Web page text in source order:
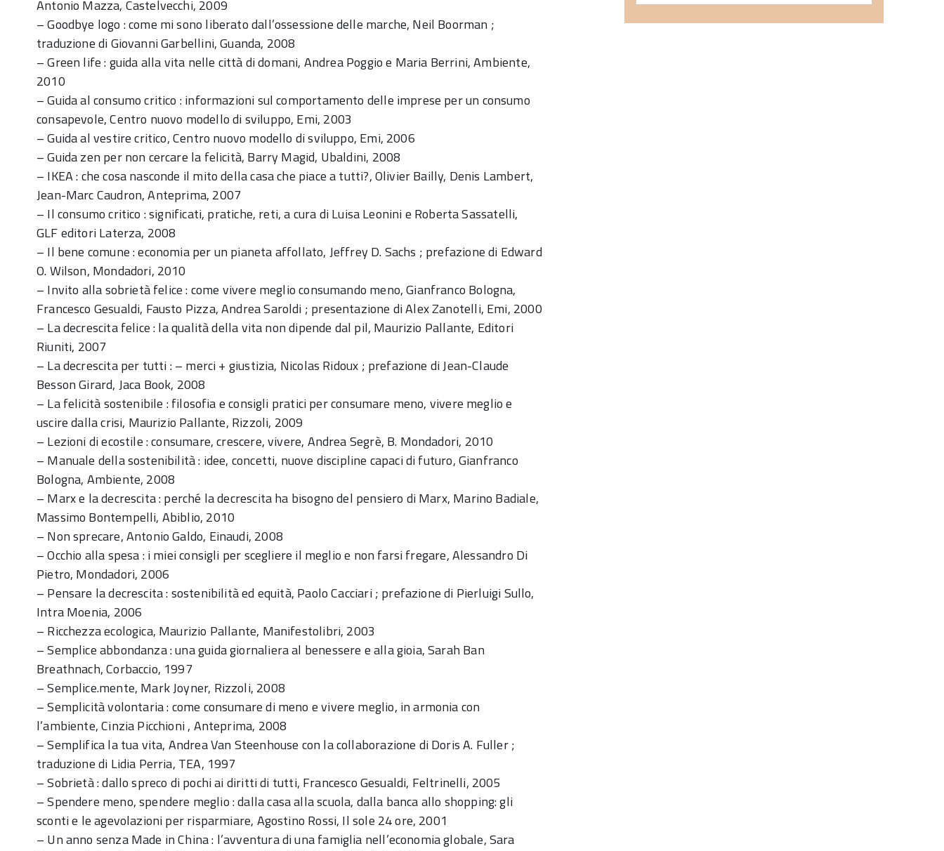
Antonio Mazza, Castelvecchi, 2009
– Goodbye logo : come mi sono liberato dall’ossessione delle marche, Neil Boorman ;
traduzione di Giovanni Garbellini, Guanda, 2008
– Green life : guida alla vita nelle città di domani, Andrea Poggio e Maria Berrini, Ambiente,
2010
– Guida al consumo critico : informazioni sul comportamento delle imprese per un consumo
consapevole, Centro nuovo modello di sviluppo, Emi, 2003
– Guida al vestire critico, Centro nuovo modello di sviluppo, Emi, 2006
– Guida zen per non cercare la felicità, Barry Magid, Ubaldini, 2008
– IKEA : che cosa nasconde il mito della casa che piace a tutti?, Olivier Bailly, Denis Lambert,
Jean-Marc Caudron, Anteprima, 2007
– Il consumo critico : significati, pratiche, reti, a cura di Luisa Leonini e Roberta Sassatelli,
GLF editori Laterza, 2008
– Il bene comune : economia per un pianeta affollato, Jeffrey D. Sachs ; prefazione di Edward
O. Wilson, Mondadori, 2010
– Invito alla sobrietà felice : come vivere meglio consumando meno, Gianfranco Bologna,
Francesco Gesualdi, Fausto Pizza, Andrea Saroldi ; presentazione di Alex Zanotelli, Emi, 2000
– La decrescita felice : la qualità della vita non dipende dal pil, Maurizio Pallante, Editori
Riuniti, 2007
– La decrescita per tutti : – merci + giustizia, Nicolas Ridoux ; prefazione di Jean-Claude
Besson Girard, Jaca Book, 2008
– La felicità sostenibile : filosofia e consigli pratici per consumare meno, vivere meglio e
uscire dalla crisi, Maurizio Pallante, Rizzoli, 2009
– Lezioni di ecostile : consumare, crescere, vivere, Andrea Segrè, B. Mondadori, 2010
– Manuale della sostenibilità : idee, concetti, nuove discipline capaci di futuro, Gianfranco
Bologna, Ambiente, 2008
– Marx e la decrescita : perché la decrescita ha bisogno del pensiero di Marx, Marino Badiale,
Massimo Bontempelli, Abiblio, 2010
– Non sprecare, Antonio Galdo, Einaudi, 2008
– Occhio alla spesa : i miei consigli per scegliere il meglio e non farsi fregare, Alessandro Di
Pietro, Mondadori, 2006
– Pensare la decrescita : sostenibilità ed equità, Paolo Cacciari ; prefazione di Pierluigi Sullo,
Intra Moenia, 2006
– Ricchezza ecologica, Maurizio Pallante, Manifestolibri, 2003
– Semplice abbondanza : una guida giornaliera al benessere e alla gioia, Sarah Ban
Breathnach, Corbaccio, 1997
– Semplice.mente, Mark Joyner, Rizzoli, 2008
– Semplicità volontaria : come consumare di meno e vivere meglio, in armonia con
l’ambiente, Cinzia Picchioni , Anteprima, 2008
– Semplifica la tua vita, Andrea Van Steenhouse con la collaborazione di Doris A. Fuller ;
traduzione di Lidia Perria, TEA, 1997
– Sobrietà : dallo spreco di pochi ai diritti di tutti, Francesco Gesualdi, Feltrinelli, 2005
– Spendere meno, spendere meglio : dalla casa alla scuola, dalla banca allo shopping: gli
sconti e le agevolazioni per risparmiare, Agostino Rossi, Il sole 24 ore, 2001
– Un anno senza Made in China : l’avventura di una famiglia nell’economia globale, Sara
–
Archivio